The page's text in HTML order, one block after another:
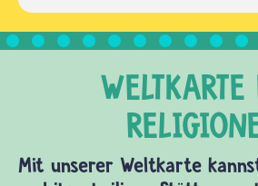
Mit unserer Weltkarte